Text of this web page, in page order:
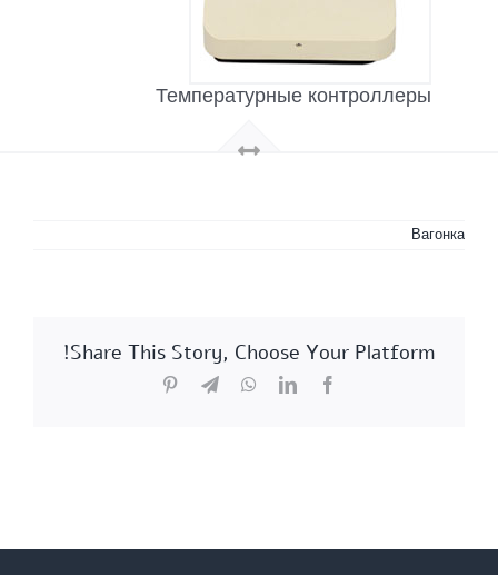
Температурные контроллеры
Вагонка
Share This Story, Choose Your Platform!
Facebook
LinkedIn
WhatsApp
Telegram